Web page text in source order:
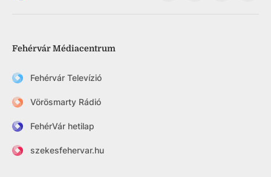
Fehérvár Médiacentrum
Fehérvár Televízió
Vörösmarty Rádió
FehérVár hetilap
szekesfehervar.hu